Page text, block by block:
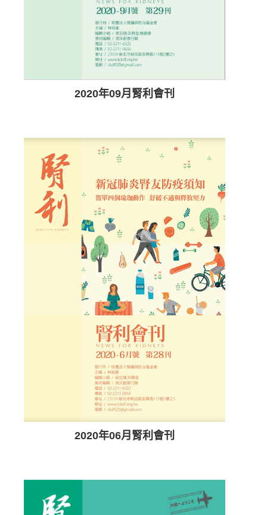
2020年09月腎利會刊
2020年06月腎利會刊